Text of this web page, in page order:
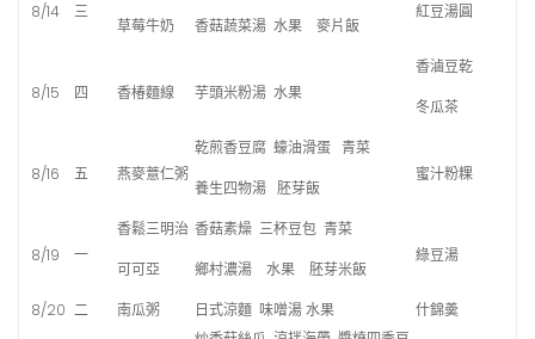
8/14 三
草莓牛奶
香菇蔬菜湯 水果 麥片飯
紅豆湯圓
8/15 四 香椿麵線 芋頭米粉湯 水果
香滷豆乾
冬瓜茶
8/16 五 燕麥薏仁粥
乾煎香豆腐 蠔油滑蛋 青菜
養生四物湯 胚芽飯
蜜汁粉粿
8/19 一
香鬆三明治
可可亞
香菇素燥 三杯豆包 青菜
鄉村濃湯 水果 胚芽米飯
綠豆湯
8/20 二 南瓜粥 日式涼麵 味噌湯 水果 什錦羮